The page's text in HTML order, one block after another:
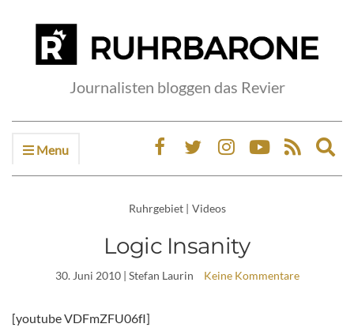
Journalisten bloggen das Revier
Menu
Ruhrgebiet | Videos
Logic Insanity
30. Juni 2010| Stefan Laurin Keine Kommentare
[youtube VDFmZFU06fI]